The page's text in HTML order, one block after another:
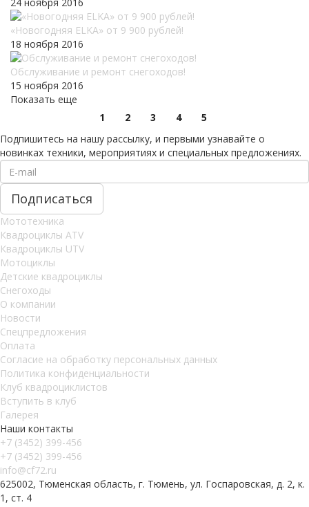
«Новогодняя ELKA» от 9 900 рублей!
18 ноября 2016
Обслуживание и ремонт снегоходов!
15 ноября 2016
Показать еще
1
2 3 4
5
Подпишитесь на нашу рассылку, и первыми узнавайте о
новинках техники, мероприятиях и специальных предложениях.
Мототехника
Квадроциклы ATV
Квадроциклы UTV
Мотоциклы
Детские квадроциклы
Снегоходы
О компании
Новости
Спецпредложения
Оплата
Согласие на обработку персональных данных
Политика конфиденциальности
Клуб квадроциклистов
Вступить в клуб
Галерея
Наши контакты
+7 (3452) 399-456
+7 (3452) 399-456
info@cf72.ru
625002, Тюменская область, г. Тюмень, ул. Госпаровская, д. 2, к.
1, ст. 4